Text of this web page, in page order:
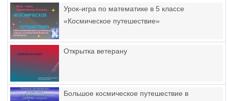
Урок-игра по математике в 5 классе
«Космическое путешествие»
Открытка ветерану
Большое космическое путешествие в